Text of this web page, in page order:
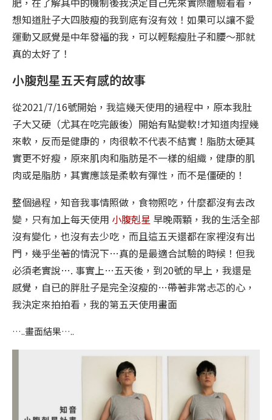
想知道肚子大四肢瘦的我到底有沒有效！如果可以讓不愛
運動又感覺是中年發福的我，可以輕鬆瘦肚子和腰～那就
真的太好了！
小腹剋星五天有感的故事
從2021/7/16號開始，我這幾天使用的過程中，原本我肚
子大又硬（尤其在吃完飯後）開始有點變軟!才知道肉捏幾
來軟，反而是健康的，肉很軟不代表不結實！脂肪太硬其
實更不好瘦，原來肌肉和脂肪是不一樣的組織，健康的肌
肉或是脂肪，其實應該是柔軟有彈性，而不是僵硬的！
整個過程，知音我事情照做，食物照吃，什麼都沒有去改
變，只有加上每天使用 小腹剋星 早晚兩顆，我的生活全部
沒有變化，也沒有去少吃，而且這五天還都在家裡沒有出
門，幾乎坐著的情況下…真的是最適合試驗的時候！但我
必須老實說…. 事實上…五天後，到20號的早上，我還是
感覺，自已的胖肚子是完全沒瘦的…帶著非常忐忑的心，
我決定來拍拍看，我的第五天使用畫面
…..畫面結果…..